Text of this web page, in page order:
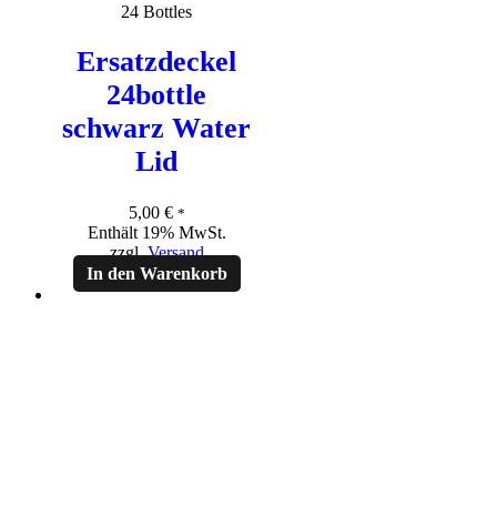
24 Bottles
Ersatzdeckel
24bottle
schwarz Water
Lid
5,00 € *
Enthält 19% MwSt.
zzgl.Versand
In den Warenkorb